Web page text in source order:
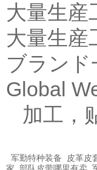
大量生産
大量生産
ブランド
Global
加工，
军勤特种装备 皮革皮